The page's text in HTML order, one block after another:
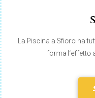
La Piscina a Sfioro ha
forma l’effetto